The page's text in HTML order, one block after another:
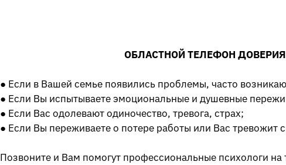
ОБЛАСТНОЙ ТЕЛЕФОН ДОВЕРИЯ
● Если в Вашей семье появились проблемы, часто
● Если Вы испытываете эмоциональные и душевные
● Если Вас одолевают одиночество, тревога, страх;
● Если Вы переживаете о потере работы или Вас тревожит
Позвоните и Вам помогут профессиональные психологи на